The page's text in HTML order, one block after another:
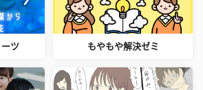
ツ もやもや解決ゼミ